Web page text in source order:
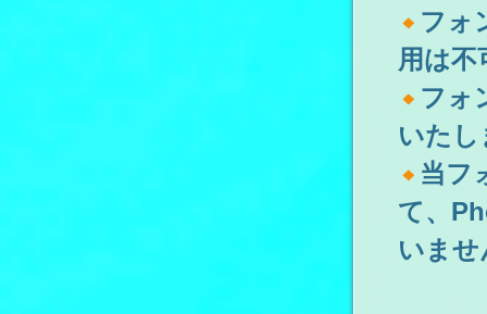
フォ
用は不
フォ
いたし
当フ
て、
いませ